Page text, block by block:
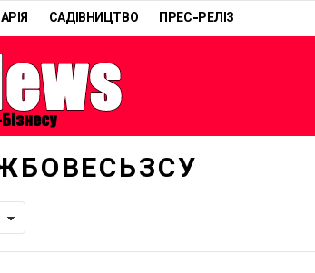
САДІВНИЦТВО ПРЕС-РЕЛІЗ